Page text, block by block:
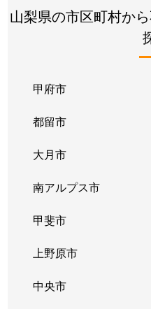
山梨県の市区町村か
甲府市
都留市
大月市
南アルプス市
甲斐市
上野原市
中央市